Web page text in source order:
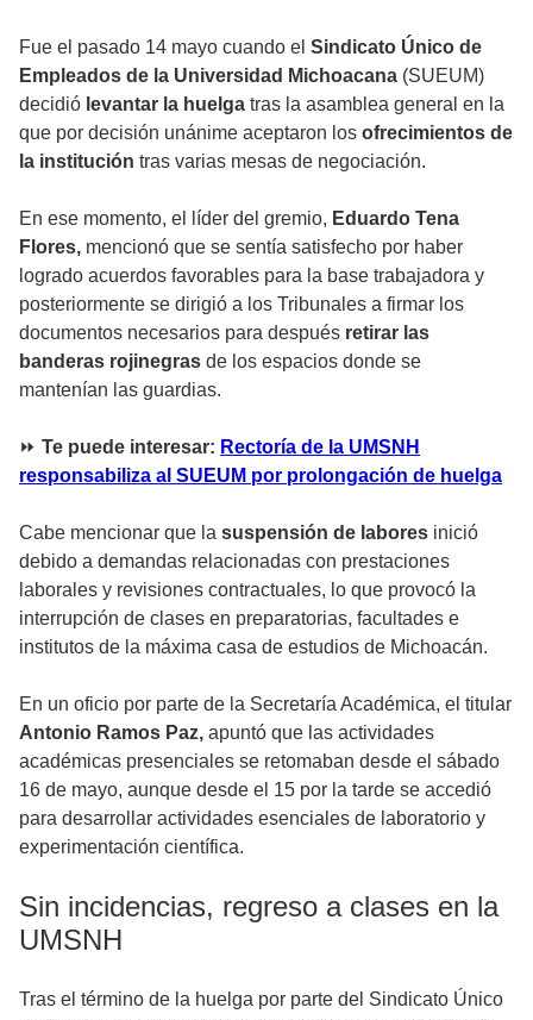
Fue el pasado 14 mayo cuando el Sindicato Único de
Empleados de la Universidad Michoacana (SUEUM)
decidió levantar la huelga tras la asamblea general en la
que por decisión unánime aceptaron los ofrecimientos de
la institución tras varias mesas de negociación.
En ese momento, el líder del gremio, Eduardo Tena
Flores, mencionó que se sentía satisfecho por haber
logrado acuerdos favorables para la base trabajadora y
posteriormente se dirigió a los Tribunales a firmar los
documentos necesarios para después retirar las
banderas rojinegras de los espacios donde se
mantenían las guardias.
⏩ Te puede interesar: Rectoría de la UMSNH
responsabiliza al SUEUM por prolongación de huelga
Cabe mencionar que la suspensión de labores inició
debido a demandas relacionadas con prestaciones
laborales y revisiones contractuales, lo que provocó la
interrupción de clases en preparatorias, facultades e
institutos de la máxima casa de estudios de Michoacán.
En un oficio por parte de la Secretaría Académica, el titular
Antonio Ramos Paz, apuntó que las actividades
académicas presenciales se retomaban desde el sábado
16 de mayo, aunque desde el 15 por la tarde se accedió
para desarrollar actividades esenciales de laboratorio y
experimentación científica.
Sin incidencias, regreso a clases en la
UMSNH
Tras el término de la huelga por parte del Sindicato Único